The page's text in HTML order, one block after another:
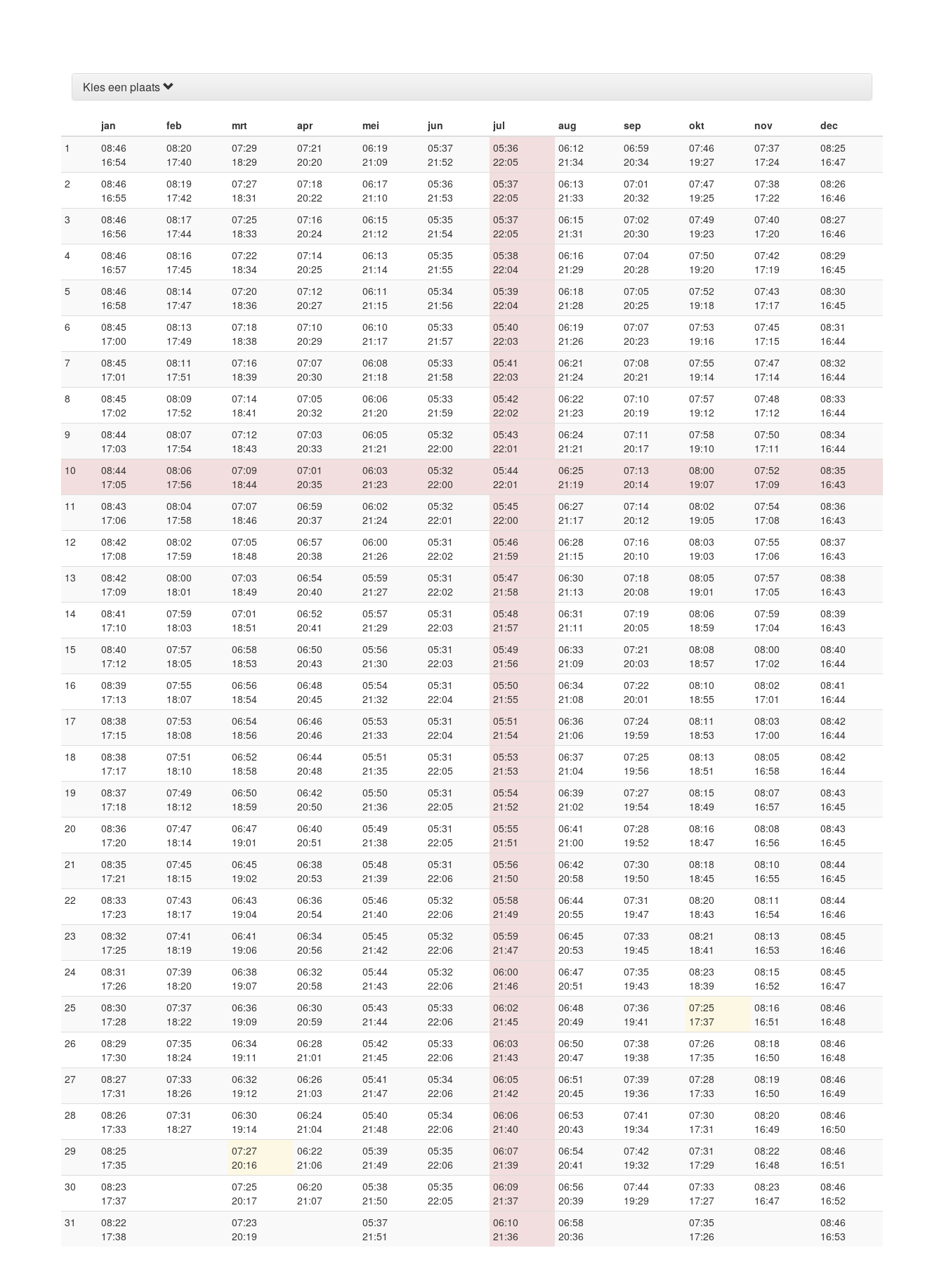
Kies een plaats
jan feb mrt apr mei jun jul aug sep okt nov
dec
1
08:46
16:54
08:20
17:40
07:29
18:29
07:21
20:20
06:19
21:09
05:37
21:52
05:36
22:05
06:12
21:34
06:59
20:34
07:46
19:27
07:37
17:24
08:25
16:47
2
08:46
16:55
08:19
17:42
07:27
18:31
07:18
20:22
06:17
21:10
05:36
21:53
05:37
22:05
06:13
21:33
07:01
20:32
07:47
19:25
07:38
17:22
08:26
16:46
3
08:46
16:56
08:17
17:44
07:25
18:33
07:16
20:24
06:15
21:12
05:35
21:54
05:37
22:05
06:15
21:31
07:02
20:30
07:49
19:23
07:40
17:20
08:27
16:46
4
08:46
16:57
08:16
17:45
07:22
18:34
07:14
20:25
06:13
21:14
05:35
21:55
05:38
22:04
06:16
21:29
07:04
20:28
07:50
19:20
07:42
17:19
08:29
16:45
5
08:46
16:58
08:14
17:47
07:20
18:36
07:12
20:27
06:11
21:15
05:34
21:56
05:39
22:04
06:18
21:28
07:05
20:25
07:52
19:18
07:43
17:17
08:30
16:45
6
08:45
17:00
08:13
17:49
07:18
18:38
07:10
20:29
06:10
21:17
05:33
21:57
05:40
22:03
06:19
21:26
07:07
20:23
07:53
19:16
07:45
17:15
08:31
16:44
7
08:45
17:01
08:11
17:51
07:16
18:39
07:07
20:30
06:08
21:18
05:33
21:58
05:41
22:03
06:21
21:24
07:08
20:21
07:55
19:14
07:47
17:14
08:32
16:44
8
08:45
17:02
08:09
17:52
07:14
18:41
07:05
20:32
06:06
21:20
05:33
21:59
05:42
22:02
06:22
21:23
07:10
20:19
07:57
19:12
07:48
17:12
08:33
16:44
9
08:44
17:03
08:07
17:54
07:12
18:43
07:03
20:33
06:05
21:21
05:32
22:00
05:43
22:01
06:24
21:21
07:11
20:17
07:58
19:10
07:50
17:11
08:34
16:44
10
08:44
17:05
08:06
17:56
07:09
18:44
07:01
20:35
06:03
21:23
05:32
22:00
05:44
22:01
06:25
21:19
07:13
20:14
08:00
19:07
07:52
17:09
08:35
16:43
11
08:43
17:06
08:04
17:58
07:07
18:46
06:59
20:37
06:02
21:24
05:32
22:01
05:45
22:00
06:27
21:17
07:14
20:12
08:02
19:05
07:54
17:08
08:36
16:43
12
08:42
17:08
08:02
17:59
07:05
18:48
06:57
20:38
06:00
21:26
05:31
22:02
05:46
21:59
06:28
21:15
07:16
20:10
08:03
19:03
07:55
17:06
08:37
16:43
13
08:42
17:09
08:00
18:01
07:03
18:49
06:54
20:40
05:59
21:27
05:31
22:02
05:47
21:58
06:30
21:13
07:18
20:08
08:05
19:01
07:57
17:05
08:38
16:43
14
08:41
17:10
07:59
18:03
07:01
18:51
06:52
20:41
05:57
21:29
05:31
22:03
05:48
21:57
06:31
21:11
07:19
20:05
08:06
18:59
07:59
17:04
08:39
16:43
15
08:40
17:12
07:57
18:05
06:58
18:53
06:50
20:43
05:56
21:30
05:31
22:03
05:49
21:56
06:33
21:09
07:21
20:03
08:08
18:57
08:00
17:02
08:40
16:44
16
08:39
17:13
07:55
18:07
06:56
18:54
06:48
20:45
05:54
21:32
05:31
22:04
05:50
21:55
06:34
21:08
07:22
20:01
08:10
18:55
08:02
17:01
08:41
16:44
17
08:38
17:15
07:53
18:08
06:54
18:56
06:46
20:46
05:53
21:33
05:31
22:04
05:51
21:54
06:36
21:06
07:24
19:59
08:11
18:53
08:03
17:00
08:42
16:44
18
08:38
17:17
07:51
18:10
06:52
18:58
06:44
20:48
05:51
21:35
05:31
22:05
05:53
21:53
06:37
21:04
07:25
19:56
08:13
18:51
08:05
16:58
08:42
16:44
19
08:37
17:18
07:49
18:12
06:50
18:59
06:42
20:50
05:50
21:36
05:31
22:05
05:54
21:52
06:39
21:02
07:27
19:54
08:15
18:49
08:07
16:57
08:43
16:45
20
08:36
17:20
07:47
18:14
06:47
19:01
06:40
20:51
05:49
21:38
05:31
22:05
05:55
21:51
06:41
21:00
07:28
19:52
08:16
18:47
08:08
16:56
08:43
16:45
21
08:35
17:21
07:45
18:15
06:45
19:02
06:38
20:53
05:48
21:39
05:31
22:06
05:56
21:50
06:42
20:58
07:30
19:50
08:18
18:45
08:10
16:55
08:44
16:45
22
08:33
17:23
07:43
18:17
06:43
19:04
06:36
20:54
05:46
21:40
05:32
22:06
05:58
21:49
06:44
20:55
07:31
19:47
08:20
18:43
08:11
16:54
08:44
16:46
23
08:32
17:25
07:41
18:19
06:41
19:06
06:34
20:56
05:45
21:42
05:32
22:06
05:59
21:47
06:45
20:53
07:33
19:45
08:21
18:41
08:13
16:53
08:45
16:46
24
08:31
17:26
07:39
18:20
06:38
19:07
06:32
20:58
05:44
21:43
05:32
22:06
06:00
21:46
06:47
20:51
07:35
19:43
08:23
18:39
08:15
16:52
08:45
16:47
25
08:30
17:28
07:37
18:22
06:36
19:09
06:30
20:59
05:43
21:44
05:33
22:06
06:02
21:45
06:48
20:49
07:36
19:41
07:25
17:37
08:16
16:51
08:46
16:48
26
08:29
17:30
07:35
18:24
06:34
19:11
06:28
21:01
05:42
21:45
05:33
22:06
06:03
21:43
06:50
20:47
07:38
19:38
07:26
17:35
08:18
16:50
08:46
16:48
27
08:27
17:31
07:33
18:26
06:32
19:12
06:26
21:03
05:41
21:47
05:34
22:06
06:05
21:42
06:51
20:45
07:39
19:36
07:28
17:33
08:19
16:50
08:46
16:49
28
08:26
17:33
07:31
18:27
06:30
19:14
06:24
21:04
05:40
21:48
05:34
22:06
06:06
21:40
06:53
20:43
07:41
19:34
07:30
17:31
08:20
16:49
08:46
16:50
29
08:25
17:35
07:27
20:16
06:22
21:06
05:39
21:49
05:35
22:06
06:07
21:39
06:54
20:41
07:42
19:32
07:31
17:29
08:22
16:48
08:46
16:51
30
08:23
17:37
07:25
20:17
06:20
21:07
05:38
21:50
05:35
22:05
06:09
21:37
06:56
20:39
07:44
19:29
07:33
17:27
08:23
16:47
08:46
16:52
31
08:22
17:38
07:23
20:19
05:37
21:51
06:10
21:36
06:58
20:36
07:35
17:26
08:46
16:53